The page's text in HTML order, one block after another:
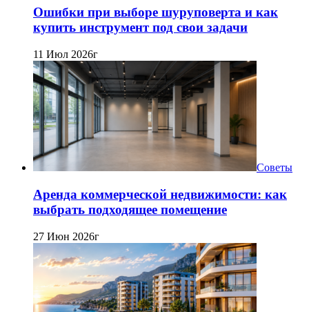
Ошибки при выборе шуруповерта и как
купить инструмент под свои задачи
11 Июл 2026г
Советы
Аренда коммерческой недвижимости: как
выбрать подходящее помещение
27 Июн 2026г